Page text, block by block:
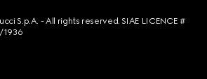
S.p.A. - All rights reserved. SIAE LICENCE #
1936